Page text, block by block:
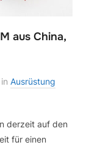
aus China,
in Ausrüstung
derzeit auf den
für einen